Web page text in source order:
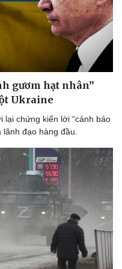
gươm hạt nhân”
Ukraine
lại chứng kiến lời “cảnh báo
đạo hàng đầu.